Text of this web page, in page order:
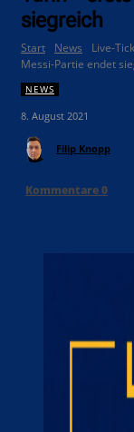
siegreich
Start News
Live-
Messi-Partie endet
NEWS
8. August 2021
Filip Knopp
Kommentare0